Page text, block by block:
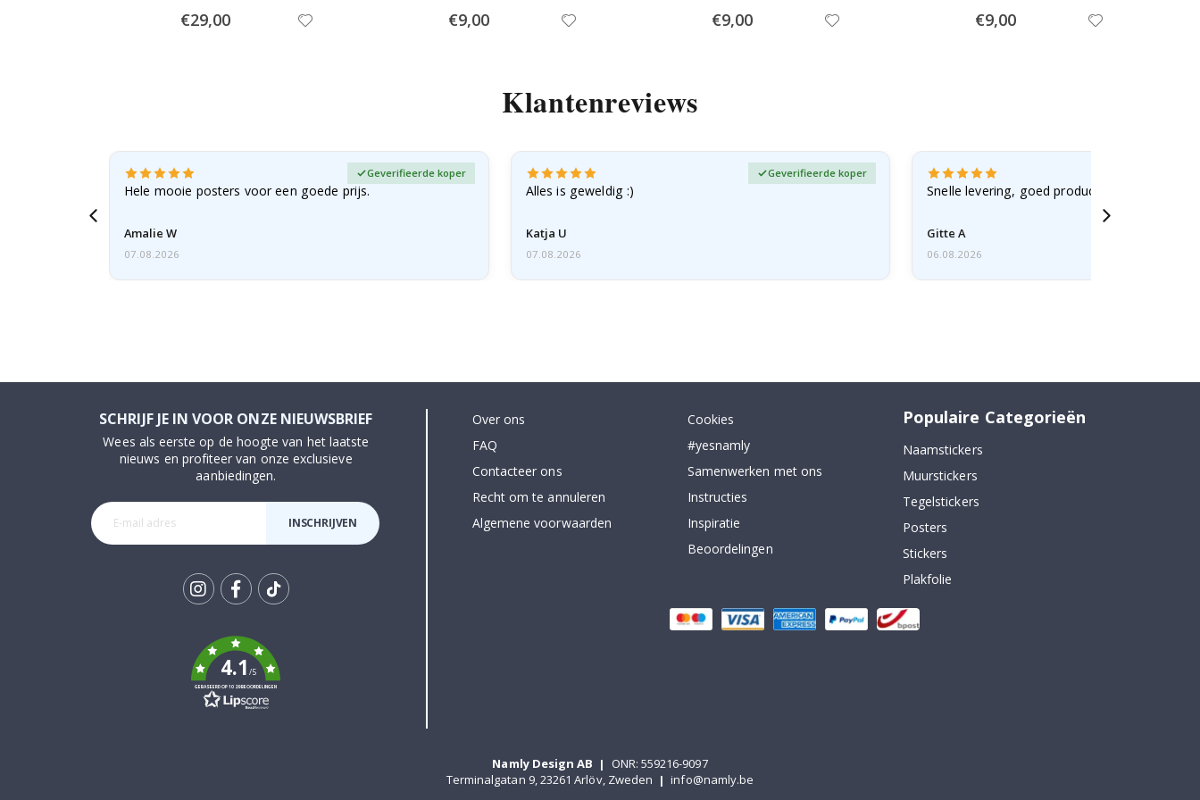
Special
Price
€29,00 Special
Price
€9,00 Special
Price
€9,00 Special
Price
€9,00
Klantenreviews
Hele mooie posters voor een goede prijs.
Amalie W
Geverifieerde koper
07.08.2026
Alles is geweldig :)
Katja U
Geverifieerde koper
07.08.2026
Snelle levering, goed product
Gitte A
06.08.2026
SCHRIJF JE IN VOOR ONZE NIEUWSBRIEF
Wees als eerste op de hoogte van het laatste
nieuws en profiteer van onze exclusieve
aanbiedingen.
INSCHRIJVEN
k
4.1/5
GEBASEERD OP 1029 BEOORDELINGEN
Over ons
FAQ
Contacteer ons
Recht om te annuleren
Algemene voorwaarden
Cookies
#yesnamly
Samenwerken met ons
Instructies
Inspiratie
Beoordelingen
Populaire Categorieën
Naamstickers
Muurstickers
Tegelstickers
Posters
Stickers
Plakfolie
Namly Design AB |
ONR: 559216-9097
Terminalgatan 9, 23261 Arlöv, Zweden | info@namly.be